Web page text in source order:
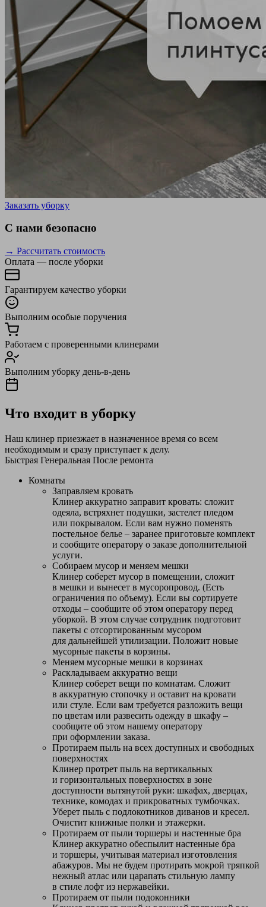
Заказать уборку
С нами безопасно
→ Рассчитать стоимость
Оплата — после уборки
Гарантируем качество уборки
Выполним особые поручения
Работаем с проверенными клинерами
Выполним уборку день-в-день
Что входит в уборку
Наш клинер приезжает в назначенное время со всем
необходимым и сразу приступает к делу.
Быстрая Генеральная После ремонта
Комнаты
Заправляем кровать
Клинер аккуратно заправит кровать: сложит
одеяла, встряхнет подушки, застелет пледом
или покрывалом. Если вам нужно поменять
постельное белье – заранее приготовьте комплект
и сообщите оператору о заказе дополнительной
услуги.
Собираем мусор и меняем мешки
Клинер соберет мусор в помещении, сложит
в мешки и вынесет в мусоропровод. (Есть
ограничения по объему). Если вы сортируете
отходы – сообщите об этом оператору перед
уборкой. В этом случае сотрудник подготовит
пакеты с отсортированным мусором
для дальнейшей утилизации. Положит новые
мусорные пакеты в корзины.
Меняем мусорные мешки в корзинах
Раскладываем аккуратно вещи
Клинер соберет вещи по комнатам. Сложит
в аккуратную стопочку и оставит на кровати
или стуле. Если вам требуется разложить вещи
по цветам или развесить одежду в шкафу –
сообщите об этом нашему оператору
при оформлении заказа.
Протираем пыль на всех доступных и свободных
поверхностях
Клинер протрет пыль на вертикальных
и горизонтальных поверхностях в зоне
доступности вытянутой руки: шкафах, дверцах,
технике, комодах и прикроватных тумбочках.
Уберет пыль с подлокотников диванов и кресел.
Очистит книжные полки и этажерки.
Протираем от пыли торшеры и настенные бра
Клинер аккуратно обеспылит настенные бра
и торшеры, учитывая материал изготовления
абажуров. Мы не будем протирать мокрой тряпкой
нежный атлас или царапать стильную лампу
в стиле лофт из нержавейки.
Протираем от пыли подоконники